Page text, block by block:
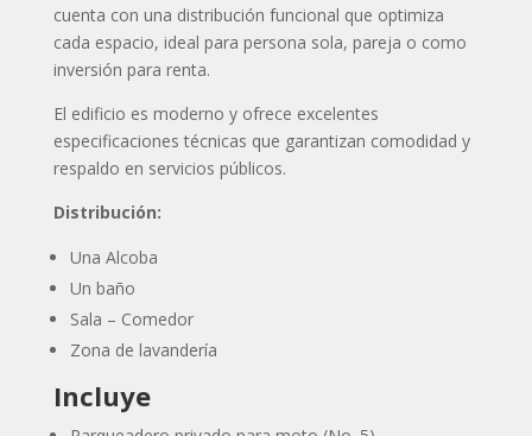
cuenta con una distribución funcional que optimiza
cada espacio, ideal para persona sola, pareja o como
inversión para renta.
El edificio es moderno y ofrece excelentes
especificaciones técnicas que garantizan comodidad y
respaldo en servicios públicos.
Distribución:
Una Alcoba
Un baño
Sala – Comedor
Zona de lavandería
Incluye